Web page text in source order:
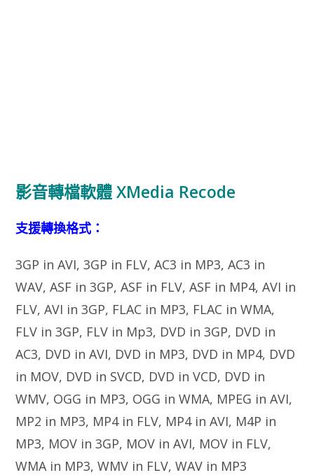
影音轉檔軟體 XMedia Recode
支援轉換格式：
3GP in AVI, 3GP in FLV, AC3 in MP3, AC3 in
WAV, ASF in 3GP, ASF in FLV, ASF in MP4, AVI in
FLV, AVI in 3GP, FLAC in MP3, FLAC in WMA,
FLV in 3GP, FLV in Mp3, DVD in 3GP, DVD in
AC3, DVD in AVI, DVD in MP3, DVD in MP4, DVD
in MOV, DVD in SVCD, DVD in VCD, DVD in
WMV, OGG in MP3, OGG in WMA, MPEG in AVI,
MP2 in MP3, MP4 in FLV, MP4 in AVI, M4P in
MP3, MOV in 3GP, MOV in AVI, MOV in FLV,
WMA in MP3, WMV in FLV, WAV in MP3